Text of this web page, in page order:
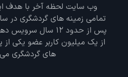
وب سایت لحظه آخر با هدف
پس از حدود 12 سال
از یک میلیون کاربر عضو یکی از
های گردشگری